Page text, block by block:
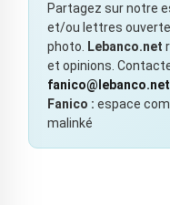
Partagez sur notre
et/ou lettres
photo.
Lebanco.net
et opinions.
fanico@lebanco.net
Fanico : espace
malinké